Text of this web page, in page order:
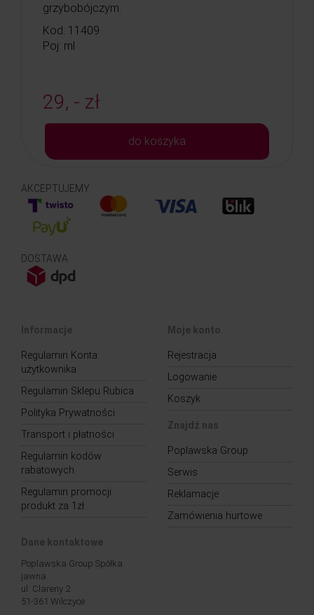
grzybobójczym.
Kod: 11409
Poj: ml
29, - zł
do koszyka
AKCEPTUJEMY
DOSTAWA
Informacje
Regulamin Konta
użytkownika
Regulamin Sklepu Rubica
Polityka Prywatności
Transport i płatności
Regulamin kodów
rabatowych
Regulamin promocji
produkt za 1zł
Moje konto
Rejestracja
Logowanie
Koszyk
Znajdź nas
Poplawska Group
Serwis
Reklamacje
Zamówienia hurtowe
Dane kontaktowe
Poplawska Group Spółka
jawna
ul. Clareny 2
51-361 Wilczyce